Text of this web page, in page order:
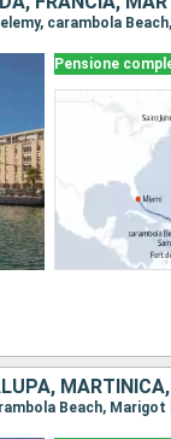
Pensione